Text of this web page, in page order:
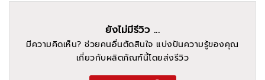
ยังไม่มีรีวิว ...
มีความคิดเห็น? ช่วยคนอื่นตัดสินใจ แบ่งปันความรู้ของคุณ
เกี่ยวกับผลิตภัณฑ์นี้โดยส่งรีวิว